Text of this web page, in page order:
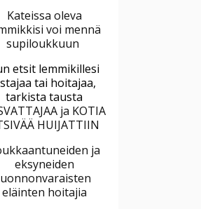
Kateissa oleva
voi mennä
supiloukkuun
etsit lemmikillesi
tai hoitajaa,
tarkista tausta
ja KOTIA
HUIJATTIIN
ja
eksyneiden
eläinten hoitajia